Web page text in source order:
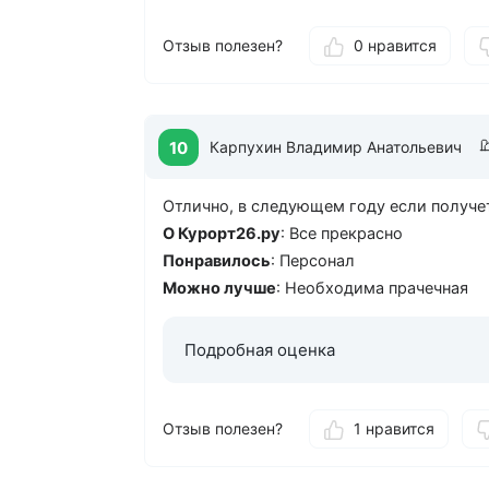
Персонал на всех уровнях очень
восстановившимися. Однозначно
лечение и спокойный отдых на природе.
О Курорт26.ру: Очень
Понравилось: Вкусная еда
Можно лучше : Ни чего
Отзыв полезен? 0 нравится
10 Карпухин Владимир Анатольевич
Отлично, в следующем году если
О Курорт26.ру: Все прекрасно
Понравилось: Персонал
Можно лучше: Необходима прачечная
Подробная оценка
Отзыв полезен? 1 нравится